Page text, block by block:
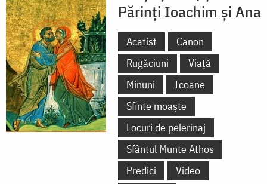
Părinți Ioachim și Ana
Acatist
Canon
Rugăciuni
Viață
Minuni
Icoane
Sfinte moaște
Locuri de pelerinaj
Sfântul Munte Athos
Predici
Video